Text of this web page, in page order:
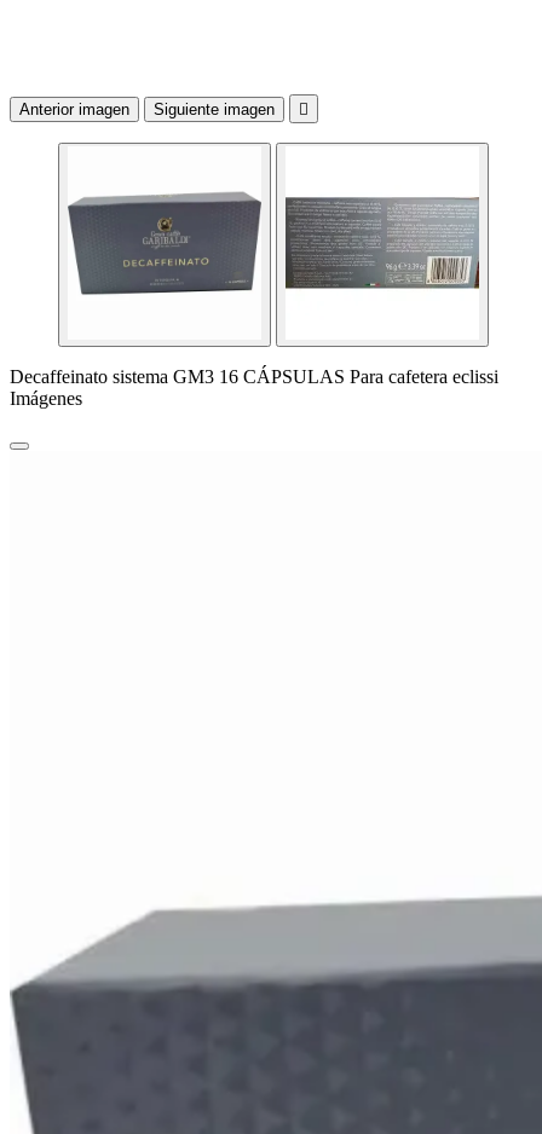
Anterior imagen Siguiente imagen 
Decaffeinato sistema GM3 16 CÁPSULAS Para cafetera eclissi
Imágenes